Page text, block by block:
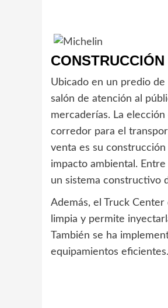
Ubicado en un predio
salón de atención al
mercaderías. La
corredor para el
venta es su
impacto ambiental.
un sistema constructivo
Además, el Truck
limpia y permite
También se ha
equipamientos eficientes.